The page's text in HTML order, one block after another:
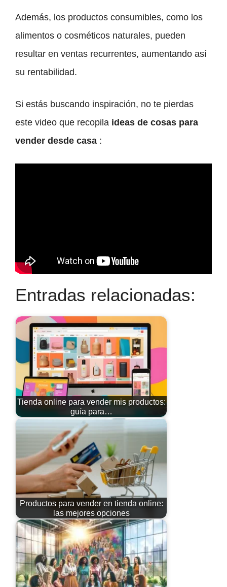
Además, los productos consumibles, como los
alimentos o cosméticos naturales, pueden
resultar en ventas recurrentes, aumentando así
su rentabilidad.
Si estás buscando inspiración, no te pierdas
este video que recopila ideas de cosas para
vender desde casa :
Entradas relacionadas:
Tienda online para vender mis productos:
guía para…
Productos para vender en tienda online:
las mejores opciones